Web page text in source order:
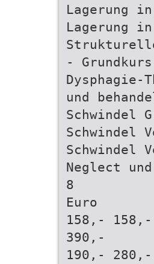
Lagerung
Lagerung
Strukturelle
-
und
Schwindel
Schwindel
Schwindel
Neglect
8
Euro
158,-
390,-
190,-